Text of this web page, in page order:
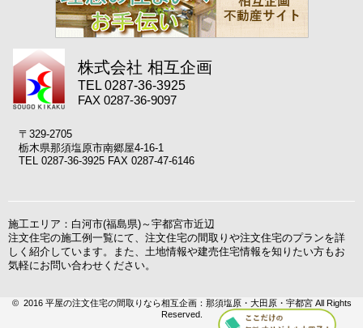
株式会社 相互企画
TEL 0287-36-3925
FAX 0287-36-9097
〒329-2705
栃木県那須塩原市南郷屋4-16-1
TEL 0287-36-3925 FAX 0287-47-6146
施工エリア：白河市(福島県)～宇都宮市近辺
注文住宅の施工例一覧にて、注文住宅の間取りや注文住宅のプランを詳
しく紹介しています。また、土地情報や建売住宅情報を知りたい方もお
気軽にお問い合わせください。
© 2016 平屋の注文住宅の間取りなら相互企画：那須塩原・大田原・宇都宮 All Rights
Reserved.